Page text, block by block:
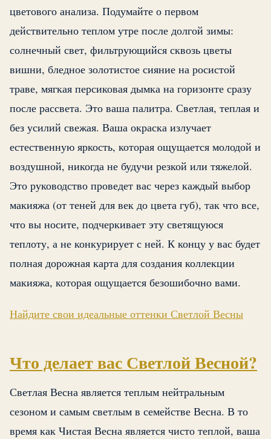
цветового анализа. Подумайте о первом
действительно теплом утре после долгой зимы:
солнечный свет, фильтрующийся сквозь цветы
вишни, бледное золотистое сияние на росистой
траве, мягкая персиковая дымка на горизонте сразу
после рассвета. Это ваша палитра. Светлая, теплая и
без усилий свежая. Ваша окраска излучает
естественную яркость, которая ощущается молодой и
воздушной, никогда не будучи резкой или тяжелой.
Это руководство проведет вас через каждый выбор
макияжа (от теней для век до цвета губ), так что все,
что вы носите, подчеркивает эту светящуюся
теплоту, а не конкурирует с ней. К концу у вас будет
полная дорожная карта для создания коллекции
макияжа, которая ощущается безошибочно вами.
Найдите свои идеальные оттенки Светлой Весны
Что делает вас Светлой Весной?
Светлая Весна является теплым нейтральным
сезоном и самым светлым в семействе Весна. В то
время как Чистая Весна является чисто теплой, ваша